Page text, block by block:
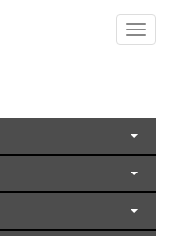
Toggle